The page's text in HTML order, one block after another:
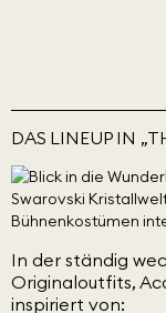
DAS LINEUP IN
In der ständig
Originaloutfits,
inspiriert von: